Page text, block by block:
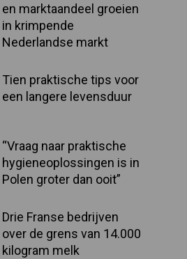
en marktaandeel groeien
in krimpende
Nederlandse markt
Tien praktische tips voor
een langere levensduur
“Vraag naar praktische
hygieneoplossingen is in
Polen groter dan ooit”
Drie Franse bedrijven
over de grens van 14.000
kilogram melk